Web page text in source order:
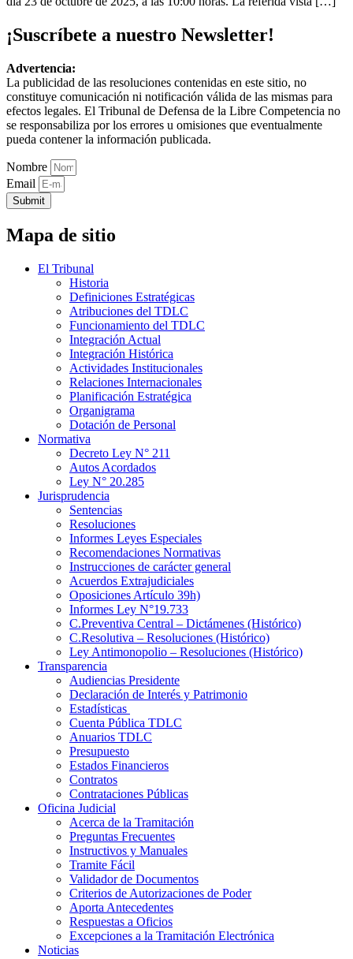
¡Suscríbete a nuestro Newsletter!
Advertencia:
La publicidad de las resoluciones contenidas en este sitio, no
constituye comunicación ni notificación válida de las mismas para
efectos legales. El Tribunal de Defensa de la Libre Competencia no
se responsabiliza por los errores u omisiones que eventualmente
pueda contener la información publicada.
Nombre
Email
Submit
Mapa de sitio
El Tribunal
Historia
Definiciones Estratégicas
Atribuciones del TDLC
Funcionamiento del TDLC
Integración Actual
Integración Histórica
Actividades Institucionales
Relaciones Internacionales
Planificación Estratégica
Organigrama
Dotación de Personal
Normativa
Decreto Ley N° 211
Autos Acordados
Ley N° 20.285
Jurisprudencia
Sentencias
Resoluciones
Informes Leyes Especiales
Recomendaciones Normativas
Instrucciones de carácter general
Acuerdos Extrajudiciales
Oposiciones Artículo 39h)
Informes Ley N°19.733
C.Preventiva Central – Dictámenes (Histórico)
C.Resolutiva – Resoluciones (Histórico)
Ley Antimonopolio – Resoluciones (Histórico)
Transparencia
Audiencias Presidente
Declaración de Interés y Patrimonio
Estadísticas
Cuenta Pública TDLC
Anuarios TDLC
Presupuesto
Estados Financieros
Contratos
Contrataciones Públicas
Oficina Judicial
Acerca de la Tramitación
Preguntas Frecuentes
Instructivos y Manuales
Tramite Fácil
Validador de Documentos
Criterios de Autorizaciones de Poder
Aporta Antecedentes
Respuestas a Oficios
Excepciones a la Tramitación Electrónica
Noticias